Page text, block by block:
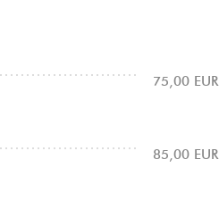
75,00 EUR
85,00 EUR